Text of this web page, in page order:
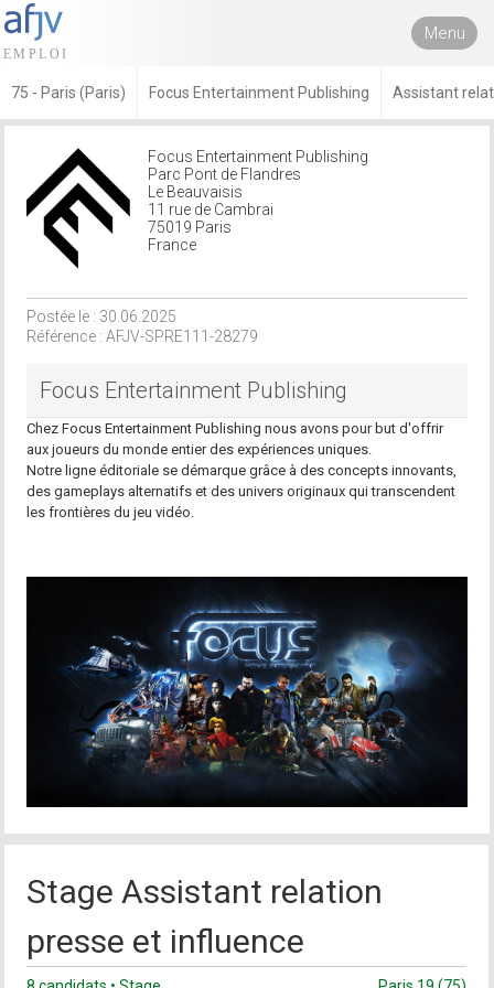
Menu
75 - Paris (Paris) Focus Entertainment Publishing Assistant
Focus Entertainment Publishing
Parc Pont de Flandres
Le Beauvaisis
11 rue de Cambrai
75019 Paris
France
Postée le : 30.06.2025
Référence : AFJV-SPRE111-28279
Focus Entertainment Publishing
Chez Focus Entertainment Publishing nous avons pour but d'offrir
aux joueurs du monde entier des expériences uniques.
Notre ligne éditoriale se démarque grâce à des concepts innovants,
des gameplays alternatifs et des univers originaux qui transcendent
les frontières du jeu vidéo.
Stage Assistant relation
presse et influence